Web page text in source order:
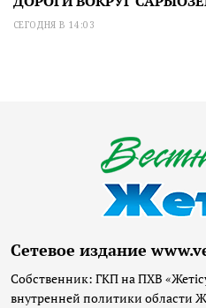
СЕГОДНЯ В 14:03
Сетевое издание
Собственник: ГКП на ПХВ
внутренней политики области